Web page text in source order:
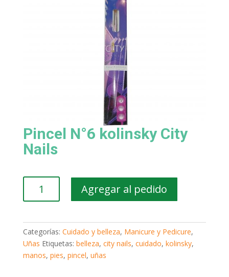
Pincel N°6 kolinsky City
Nails
Nails
cantidad
Agregar al pedido
Categorías: Cuidado y belleza, Manicure y Pedicure,
Uñas Etiquetas: belleza, city nails, cuidado, kolinsky,
manos, pies, pincel, uñas